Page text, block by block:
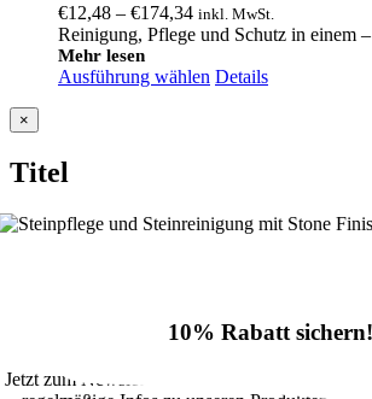
€12,48 – €174,34Preisspanne:
€12,48
€174,34
inkl. MwSt.
Reinigung, Pflege und Schutz in einem
Mehr lesen
Ausführung wählen Details
Close
product
view
×
Titel
10% Rabatt sichern!
Jetzt zum Newsletter anmelden und 10%